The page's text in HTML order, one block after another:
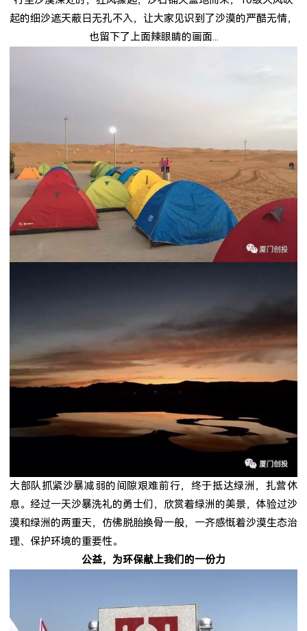
起的细沙遮天蔽日无孔不入，让大家见识到了沙漠的严酷无情，
也留下了上面辣眼睛的画面...
大部队抓紧沙暴减弱的间隙艰难前行，终于抵达绿洲，扎营休
息。经过一天沙暴洗礼的勇士们，欣赏着绿洲的美景，体验过沙
漠和绿洲的两重天，仿佛脱胎换骨一般，一齐感慨着沙漠生态治
理、保护环境的重要性。
公益，为环保献上我们的一份力